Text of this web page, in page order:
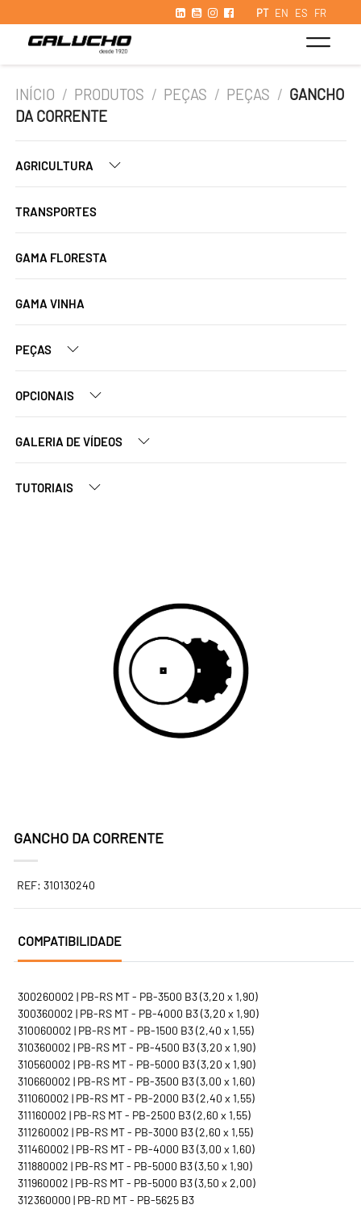
PT EN ES FR
INÍCIO / PRODUTOS / PEÇAS / PEÇAS / GANCHO
DA CORRENTE
AGRICULTURA
TRANSPORTES
GAMA FLORESTA
GAMA VINHA
PEÇAS
OPCIONAIS
GALERIA DE VÍDEOS
TUTORIAIS
GANCHO DA CORRENTE
REF: 310130240
COMPATIBILIDADE
300260002 | PB-RS MT - PB-3500 B3 (3,20 x 1,90)
300360002 | PB-RS MT - PB-4000 B3 (3,20 x 1,90)
310060002 | PB-RS MT - PB-1500 B3 (2,40 x 1,55)
310360002 | PB-RS MT - PB-4500 B3 (3,20 x 1,90)
310560002 | PB-RS MT - PB-5000 B3 (3,20 x 1,90)
310660002 | PB-RS MT - PB-3500 B3 (3,00 x 1,60)
311060002 | PB-RS MT - PB-2000 B3 (2,40 x 1,55)
311160002 | PB-RS MT - PB-2500 B3 (2,60 x 1,55)
311260002 | PB-RS MT - PB-3000 B3 (2,60 x 1,55)
311460002 | PB-RS MT - PB-4000 B3 (3,00 x 1,60)
311880002 | PB-RS MT - PB-5000 B3 (3,50 x 1,90)
311960002 | PB-RS MT - PB-5000 B3 (3,50 x 2,00)
312360000 | PB-RD MT - PB-5625 B3